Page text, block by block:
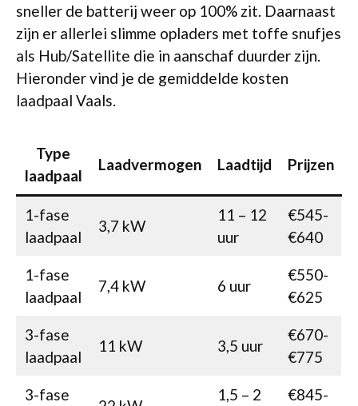
sneller de batterij weer op 100% zit. Daarnaast
zijn er allerlei slimme opladers met toffe snufjes
als Hub/Satellite die in aanschaf duurder zijn.
Hieronder vind je de gemiddelde kosten
laadpaal Vaals.
Type
laadpaal
Laadvermogen Laadtijd Prijzen
1-fase
laadpaal
3,7 kW
11 – 12
uur
€545-
€640
1-fase
laadpaal
7,4 kW 6 uur
€550-
€625
3-fase
laadpaal
11 kW 3,5 uur
€670-
€775
3-fase 1,5 – 2 €845-